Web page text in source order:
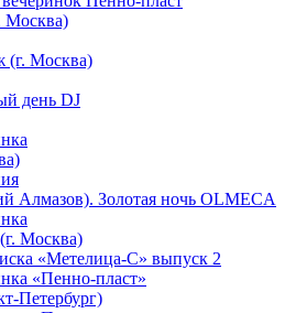
Москва)
(г. Москва)
день DJ
Алмазов). Золотая ночь OLMECA
Москва)
«Метелица-С» выпуск 2
«Пенно-пласт»
Петербург)